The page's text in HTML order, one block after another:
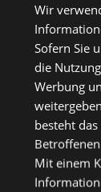
Wir
Sofern Sie
die
Werbung
besteht
Mit einem